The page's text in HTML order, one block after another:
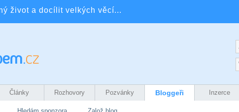
život a docílit velkých věcí...
Články Rozhovory Pozvánky Bloggeři Inzerce